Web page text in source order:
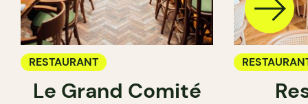
RESTAURANT
Le Grand Comité